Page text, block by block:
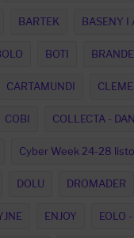
BARTEK BASENY I
BOTI
CARTAMUNDI
COBI COLLECTA -
Cyber Week 24-28
DOLU DROMADER
ENJOY EOLO